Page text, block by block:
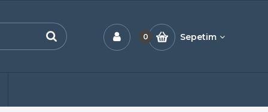
0 Sepetim